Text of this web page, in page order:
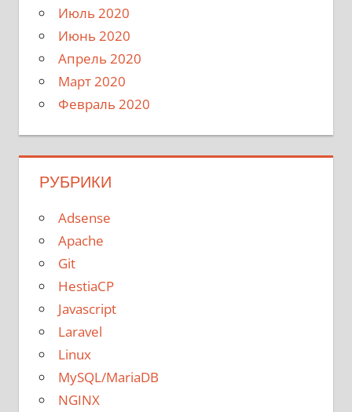
Июль 2020
Июнь 2020
Апрель 2020
Март 2020
Февраль 2020
РУБРИКИ
Adsense
Apache
Git
HestiaCP
Javascript
Laravel
Linux
MySQL/MariaDB
NGINX